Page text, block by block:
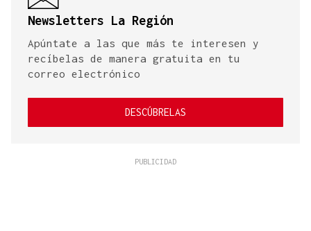
Newsletters La Región
Apúntate a las que más te interesen y
recíbelas de manera gratuita en tu
correo electrónico
DESCÚBRELAS